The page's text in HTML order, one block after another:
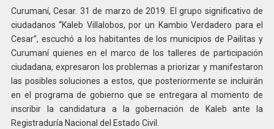
Curumaní, Cesar. 31 de marzo de 2019. El grupo significativo de
ciudadanos “Kaleb Villalobos, por un Kambio Verdadero para el
Cesar”, escuchó a los habitantes de los municipios de Pailitas y
Curumaní quienes en el marco de los talleres de participación
ciudadana, expresaron los problemas a priorizar y manifestaron
las posibles soluciones a estos, que posteriormente se incluirán
en el programa de gobierno que se entregara al momento de
inscribir la candidatura a la gobernación de Kaleb ante la
Registraduría Nacional del Estado Civil.